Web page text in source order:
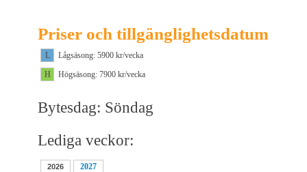
Priser och tillgänglighetsdatum
L
Lågsäsong: 5900 kr/vecka
H
Högsäsong: 7900 kr/vecka
Bytesdag: Söndag
Lediga veckor:
2026
2027